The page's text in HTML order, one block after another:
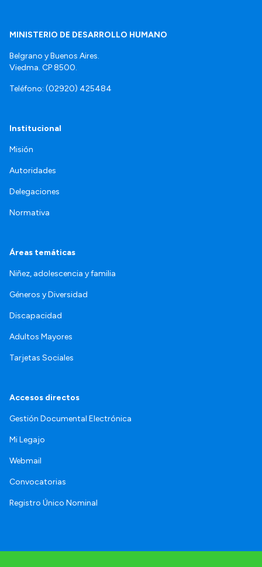
MINISTERIO DE DESARROLLO HUMANO
Belgrano y Buenos Aires.
Viedma. CP 8500.
Teléfono: (02920) 425484
Institucional
Misión
Autoridades
Delegaciones
Normativa
Áreas temáticas
Niñez, adolescencia y familia
Géneros y Diversidad
Discapacidad
Adultos Mayores
Tarjetas Sociales
Accesos directos
Gestión Documental Electrónica
Mi Legajo
Webmail
Convocatorias
Registro Único Nominal